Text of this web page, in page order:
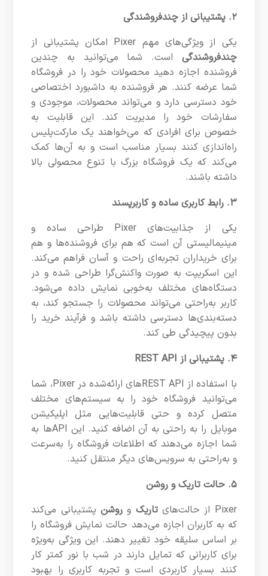
۲. پشتیبانی از چندفروشندگی
یکی از ویژگی‌های مهم Pixer امکان پشتیبانی از
چندفروشندگی است. شما می‌توانید به چندین
فروشنده اجازه دهید محصولات خود را در فروشگاه
شما عرضه کنند. هر فروشنده به داشبورد اختصاصی
خود دسترسی دارد و می‌تواند محصولات، موجودی و
سفارشات خود را مدیریت کند. این قابلیت به
خصوص برای افرادی که می‌خواهند یک مارکت‌پلیس
راه‌اندازی کنند بسیار مناسب است و به آن‌ها کمک
می‌کند که یک فروشگاه بزرگ با تنوع محصولی بالا
داشته باشند.
۳. رابط کاربری ساده و کاربرپسند
یکی از جذابیت‌های Pixer طراحی ساده و
مینیمالیستی آن است که هم برای فروشنده‌ها و هم
برای خریداران تجربه‌ای راحت و آسان فراهم می‌کند.
این اسکریپت به صورت واکنش‌گرا طراحی شده و در
دستگاه‌های مختلف به‌خوبی نمایش داده می‌شود.
کاربر به‌راحتی می‌تواند محصولات را جستجو کند، به
دسته‌بندی‌ها دسترسی داشته باشد و فرآیند خرید را
بدون پیچیدگی طی کند.
۴. پشتیبانی از REST API
با استفاده از REST APIهای ارائه‌شده در Pixer، شما
می‌توانید فروشگاه خود را به سیستم‌های مختلف
متصل کرده و حتی قابلیت‌هایی مثل اپلیکیشن
موبایل را به راحتی به آن اضافه کنید. این APIها به
شما اجازه می‌دهند که اطلاعات فروشگاه را به‌سرعت
و به‌راحتی به سرویس‌های دیگر منتقل کنید.
۵. حالت تاریک و روشن
Pixer از حالت‌های
تاریک و روشنپشتیبانی می‌کند
که به کاربران اجازه می‌دهد حالت نمایش فروشگاه را
بر اساس سلیقه خود تغییر دهند. این ویژگی به‌ویژه
برای کاربرانی که تمایل دارند در شب با نور کمتر کار
کنند بسیار کاربردی است و تجربه کاربری را بهبود